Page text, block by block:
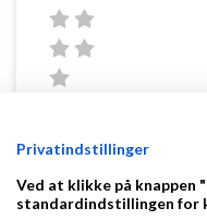
Hvorfor skal man
normalprisen?
Privatindstillinger
Ved at klikke på knappen
standardindstillingen for